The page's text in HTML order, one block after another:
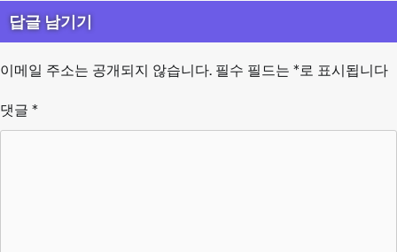
답글 남기기
이메일 주소는 공개되지 않습니다. 필수 필드는 *로 표시됩니다
댓글 *